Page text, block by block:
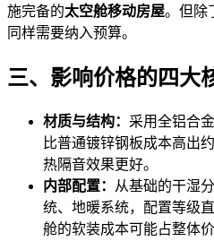
施完备的太空舱移动房屋。但除
同样需要纳入预算。
三、影响价格的四大
材质与结构： 采用全铝合
比普通镀锌钢板成本高出
热隔音效果更好。
内部配置：
从基础的干湿
统、地暖系统，配置等级
舱的软装成本可能占整体价